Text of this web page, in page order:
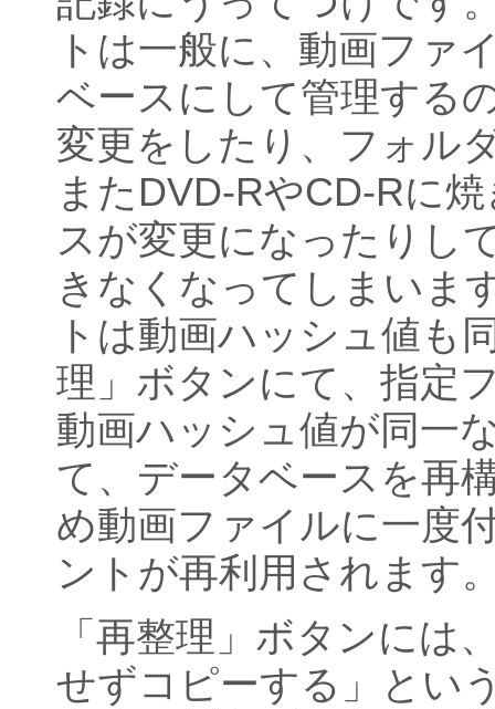
トは一般に、動画ファ
ベースにして管理する
変更をしたり、フォル
またDVD-RやCD-Rに
スが変更になったりし
きなくなってしまいま
トは動画ハッシュ値も
理」ボタンにて、指定
動画ハッシュ値が同一
て、データベースを再
め動画ファイルに一度
ントが再利用されます
「再整理」ボタンには
せずコピーする」とい